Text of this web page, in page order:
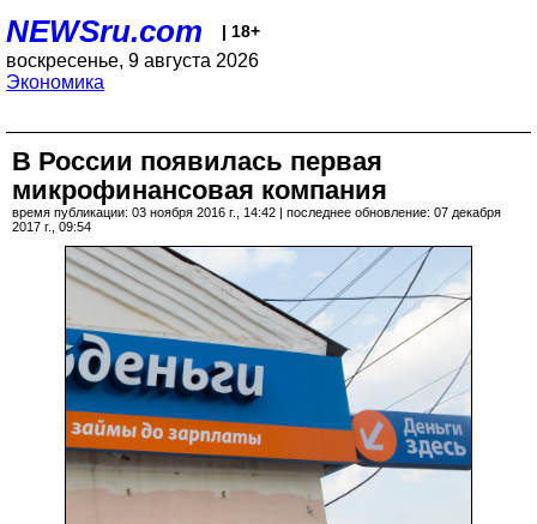
NEWSru.com | 18+
воскресенье, 9 августа 2026
Экономика
В России появилась первая
микрофинансовая компания
время публикации: 03 ноября 2016 г., 14:42 | последнее обновление: 07 декабря
2017 г., 09:54